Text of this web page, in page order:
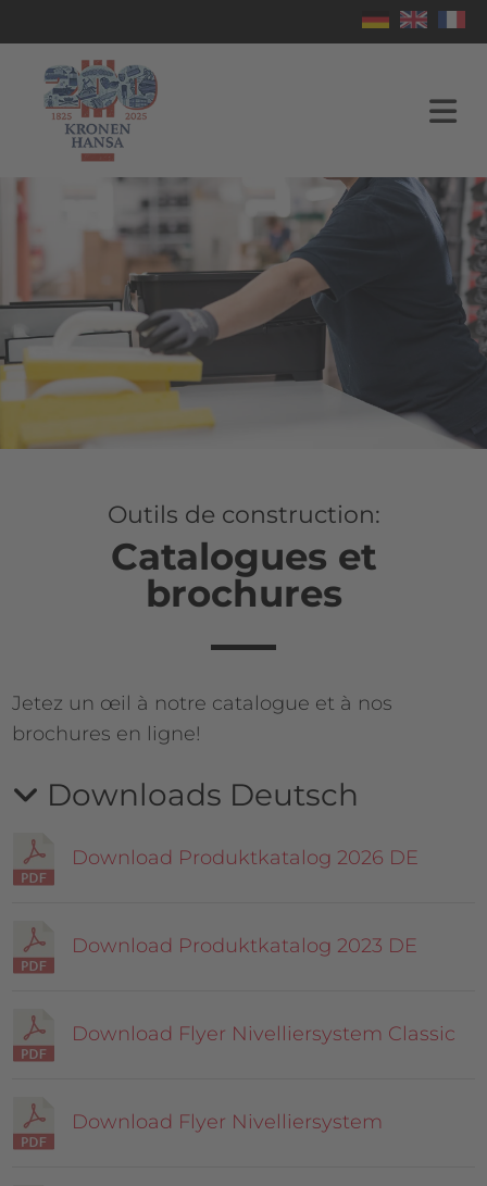
L’entreprise
Fabrication
Réalisation
Blog
Outils de construction:
Catalogues et
brochures
Jetez un œil à notre catalogue et à nos
brochures en ligne!
Downloads Deutsch
Download Produktkatalog 2026 DE
Download Produktkatalog 2023 DE
Download Flyer Nivelliersystem Classic
Download Flyer Nivelliersystem